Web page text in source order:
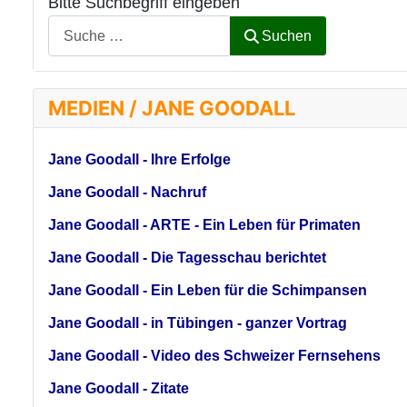
Suchen
MEDIEN / JANE GOODALL
Jane Goodall - Ihre Erfolge
Jane Goodall - Nachruf
Jane Goodall - ARTE - Ein Leben für Primaten
Jane Goodall - Die Tagesschau berichtet
Jane Goodall - Ein Leben für die Schimpansen
Jane Goodall - in Tübingen - ganzer Vortrag
Jane Goodall - Video des Schweizer Fernsehens
Jane Goodall - Zitate